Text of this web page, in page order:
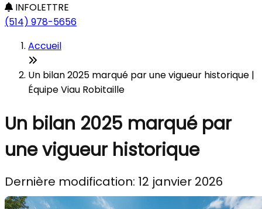
INFOLETTRE
(514) 978-5656
Accueil
Un bilan 2025 marqué par une vigueur historique |
Équipe Viau Robitaille
Un bilan 2025 marqué par
une vigueur historique
Dernière modification: 12 janvier 2026